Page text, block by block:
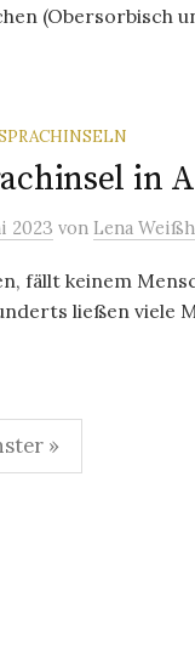
(Obersorbisch
in
2023 von Lena
fällt keinem
ließen viele
»